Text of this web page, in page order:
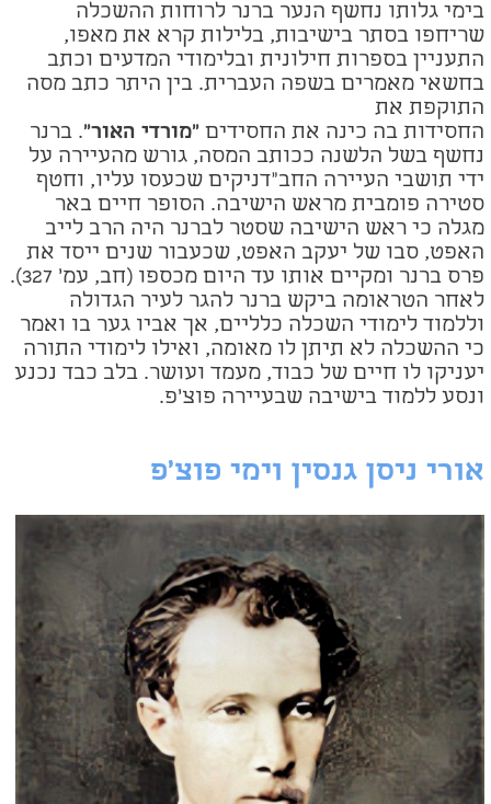
בימי גלותו נחשף הנער ברנר לרוחות ההשכלה
שריחפו בסתר בישיבות, בלילות קרא את מאפו,
התעניין בספרות חילונית ובלימודי המדעים וכתב
בחשאי מאמרים בשפה העברית. בין היתר כתב מסה
התוקפת את
החסידות בה כינה את החסידים"מורדי האור". ברנר
נחשף בשל הלשנה ככותב המסה, גורש מהעיירה על
ידי תושבי העיירה החב"דניקים שכעסו עליו, וחטף
סטירה פומבית מראש הישיבה. הסופר חיים באר
מגלה כי ראש הישיבה שסטר לברנר היה הרב לייב
האפט, סבו של יעקב האפט, שכעבור שנים ייסד את
פרס ברנר ומקיים אותו עד היום מכספו (חב, עמ' 327).
לאחר הטראומה ביקש ברנר להגר לעיר הגדולה
וללמוד לימודי השכלה כלליים, אך אביו גער בו ואמר
כי ההשכלה לא תיתן לו מאומה, ואילו לימודי התורה
יעניקו לו חיים של כבוד, מעמד ועושר. בלב כבד נכנע
ונסע ללמוד בישיבה שבעיירה פוצ'פ.
אורי ניסן גנסין וימי פוצ'פ